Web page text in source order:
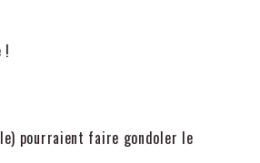
!
pourraient faire gondoler le